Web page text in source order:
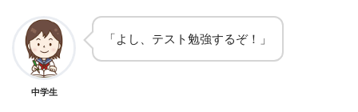
中学生
「よし、テスト勉強するぞ！」